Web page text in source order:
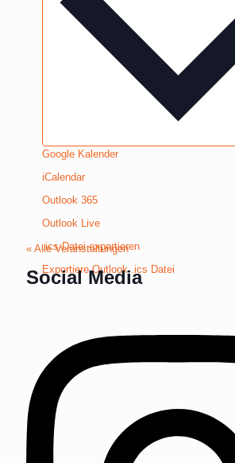
Google Kalender
iCalendar
Outlook 365
Outlook Live
.ics-Datei exportieren
Exportiere Outlook .ics Datei
« Alle Veranstaltungen
Social Media